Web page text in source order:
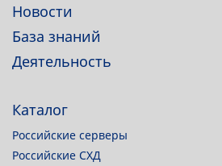
Новости
База знаний
Деятельность
Каталог
Российские серверы
Российские СХД